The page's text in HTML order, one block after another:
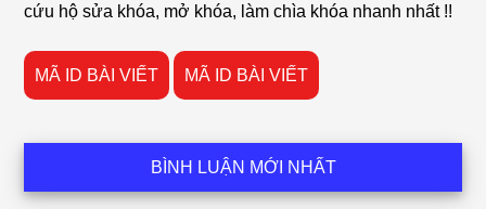
cứu hộ sửa khóa, mở khóa, làm chìa khóa nhanh nhất !!
MÃ ID BÀI VIẾT MÃ ID BÀI VIẾT
BÌNH LUẬN MỚI NHẤT